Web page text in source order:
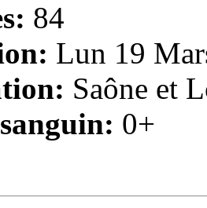
84
Lun 19
Saône et
0+